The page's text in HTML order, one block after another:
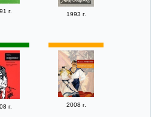
г. 1993 г.
г. 2008 г.